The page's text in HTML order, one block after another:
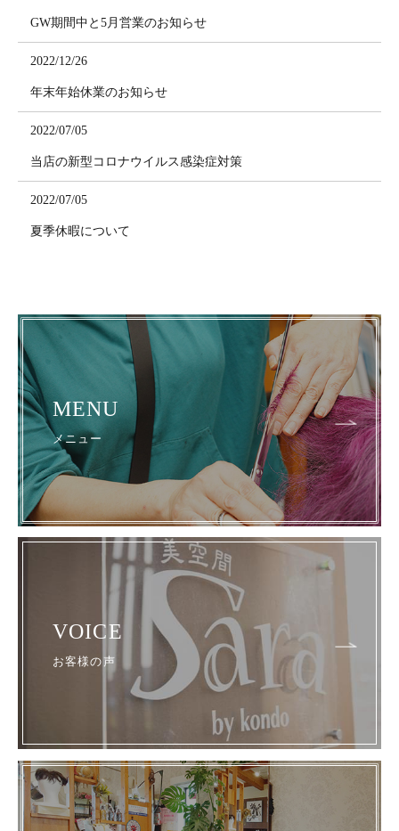
GW期間中と5月営業のお知らせ
2022/12/26
年末年始休業のお知らせ
2022/07/05
当店の新型コロナウイルス感染症対策
2022/07/05
夏季休暇について
ました。
2019/01/11
新メニューができました！「和漢彩染」
MENU
メニュー
VOICE
お客様の声